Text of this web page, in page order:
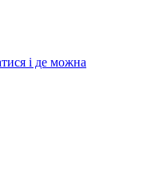
і де можна